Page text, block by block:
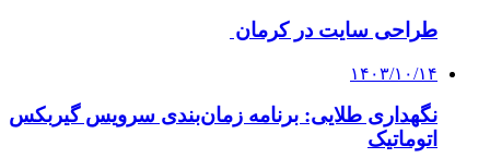
طراحی سایت در کرمان
۱۴۰۳/۱۰/۱۴
نگهداری طلایی: برنامه زمان‌بندی سرویس گیربکس
اتوماتیک